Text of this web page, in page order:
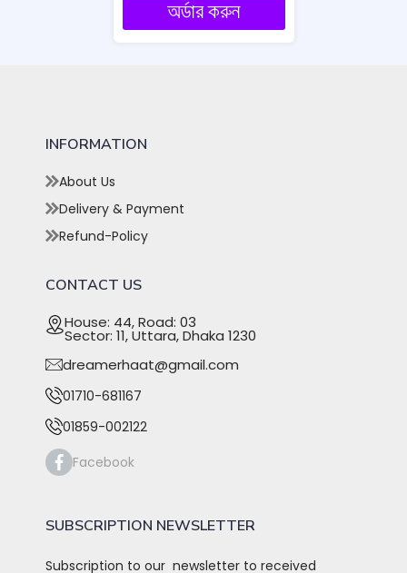
অর্ডার করুন
INFORMATION
About Us
Delivery & Payment
Refund-Policy
CONTACT US
House: 44, Road: 03
Sector: 11, Uttara, Dhaka 1230
dreamerhaat@gmail.com
01710-681167
01859-002122
Facebook
SUBSCRIPTION NEWSLETTER
Subscription to our newsletter to received